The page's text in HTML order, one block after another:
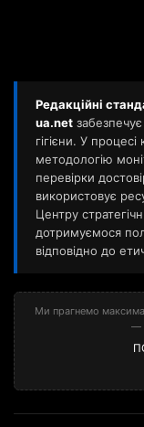
Редакційні
ua.net
гігієни. У
методологію
перевірки
використовує
Центру
дотримуємося
відповідно до
Ми прагнемо
—